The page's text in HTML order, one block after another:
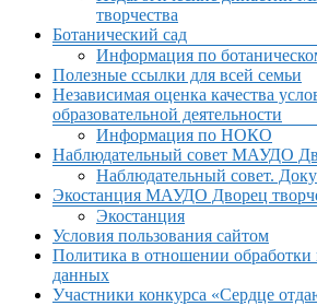
творчества
Ботанический сад
Информация по
Полезные ссылки для всей семьи
Независимая оценка качества
образовательной деятельности
Информация по НОКО
Наблюдательный совет МАУДО
Наблюдательный совет.
Экостанция МАУДО Дворец
Экостанция
Условия пользования сайтом
Политика в отношении обработки
данных
Участники конкурса «Сердце